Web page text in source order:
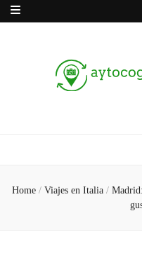
Home / Viajes en Italia /